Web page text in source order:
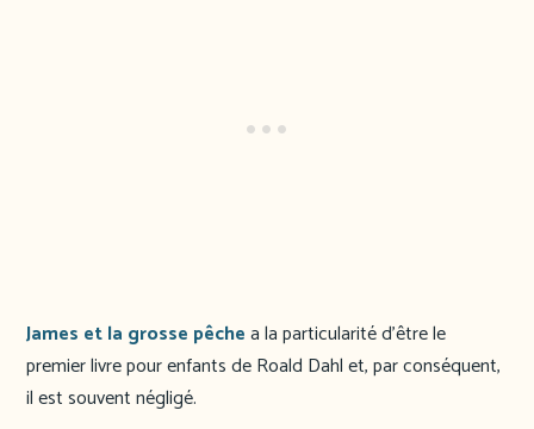
James et la grosse pêchea la particularité d’être le
premier livre pour enfants de Roald Dahl et, par conséquent,
il est souvent négligé.